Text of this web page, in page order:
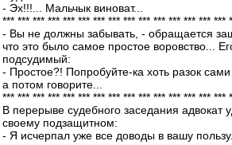
- Эх!!!... Мальчык виноват...
*** *** *** *** *** *** *** *** *** *** *** *** *** *** ***
- Вы не должны забывать, - обращается
что это было самое простое воровство...
подсудимый:
- Простое?! Попробуйте-ка хоть разок сами
а потом говорите...
*** *** *** *** *** *** *** *** *** *** *** *** *** *** ***
В перерыве судебного заседания адвокат
своему подзащитном:
- Я исчерпал уже все доводы в вашу